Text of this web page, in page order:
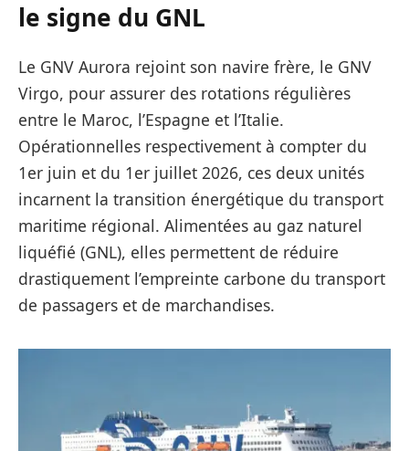
le signe du GNL
Le GNV Aurora rejoint son navire frère, le GNV
Virgo, pour assurer des rotations régulières
entre le Maroc, l’Espagne et l’Italie.
Opérationnelles respectivement à compter du
1er juin et du 1er juillet 2026, ces deux unités
incarnent la transition énergétique du transport
maritime régional. Alimentées au gaz naturel
liquéfié (GNL), elles permettent de réduire
drastiquement l’empreinte carbone du transport
de passagers et de marchandises.